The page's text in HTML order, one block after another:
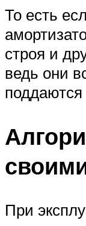
То есть
строя и
ведь они
поддаются
При